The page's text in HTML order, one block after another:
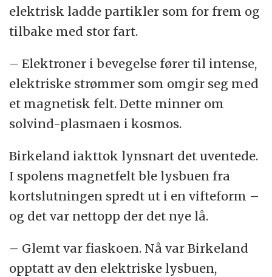
elektrisk ladde partikler som for frem og
tilbake med stor fart.
– Elektroner i bevegelse fører til intense,
elektriske strømmer som omgir seg med
et magnetisk felt. Dette minner om
solvind-plasmaen i kosmos.
Birkeland iakttok lynsnart det uventede.
I spolens magnetfelt ble lysbuen fra
kortslutningen spredt ut i en vifteform –
og det var nettopp der det nye lå.
– Glemt var fiaskoen. Nå var Birkeland
opptatt av den elektriske lysbuen,